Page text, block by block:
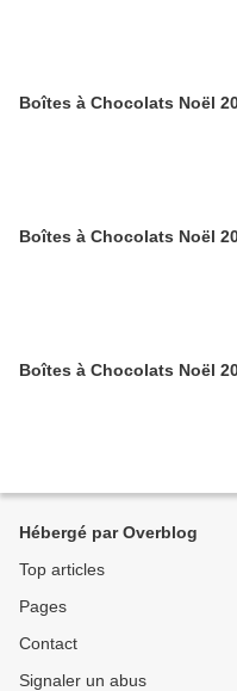
Boîtes à Chocolats Noël
Boîtes à Chocolats Noël
Boîtes à Chocolats Noël
Hébergé par Overblog
Top articles
Pages
Contact
Signaler un abus